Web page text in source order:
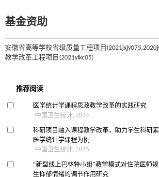
基金资助
安徽省高等学校省级质量工程项目
教学改革工程项目(2021ylkc05)